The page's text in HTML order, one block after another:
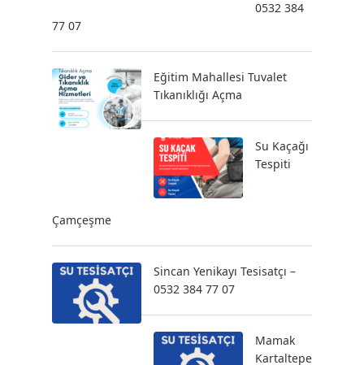
0532 384
77 07
Eğitim Mahallesi Tuvalet
Tıkanıklığı Açma
Su Kaçağı
Tespiti
Çamçeşme
Sincan Yenikayı Tesisatçı –
0532 384 77 07
Mamak
Kartaltepe